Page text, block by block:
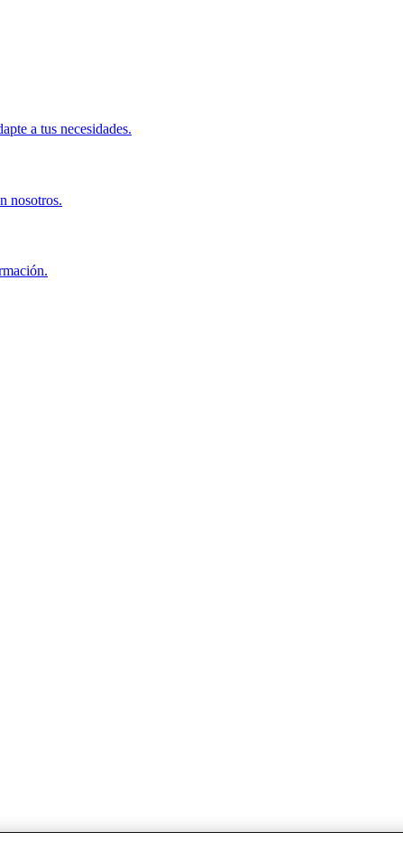
a tus necesidades.
nosotros.